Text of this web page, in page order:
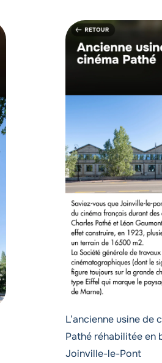
L’ancienne usine de
Pathé réhabilitée en
Joinville-le-Pont